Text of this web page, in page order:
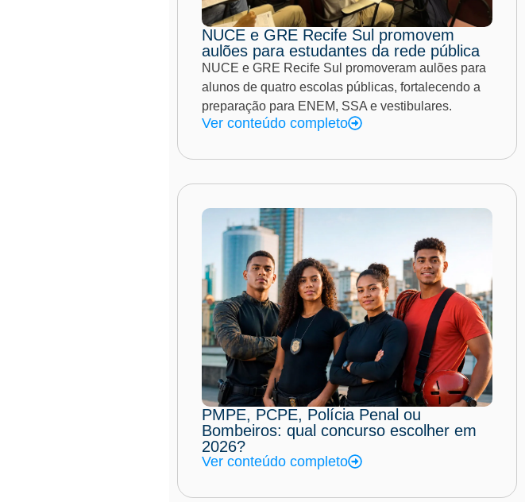
NUCE e GRE Recife Sul promovem
aulões para estudantes da rede pública
NUCE e GRE Recife Sul promoveram aulões para
alunos de quatro escolas públicas, fortalecendo a
preparação para ENEM, SSA e vestibulares.
Ver conteúdo completo
PMPE, PCPE, Polícia Penal ou
Bombeiros: qual concurso escolher em
2026?
Ver conteúdo completo